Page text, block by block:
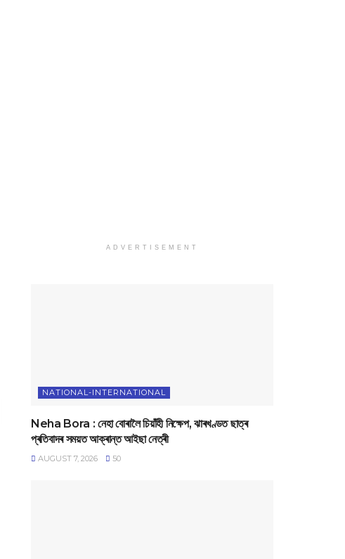
ADVERTISEMENT
NATIONAL-INTERNATIONAL
Neha Bora : নেহা বোৰালৈ চিয়াঁহী নিক্ষেপ, ঝাৰখণ্ডত ছাত্ৰ
প্ৰতিবাদৰ সময়ত আক্ৰান্ত আইছা নেত্ৰী
AUGUST 7, 2026 50